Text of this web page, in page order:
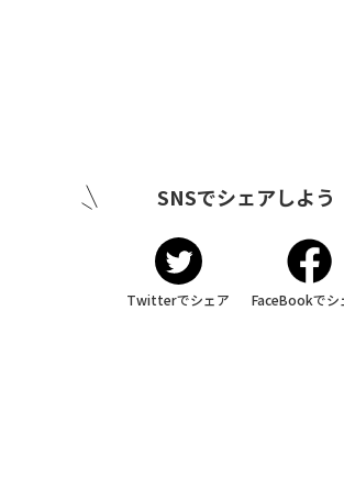
SNSでシェアしよう
Twitterでシェア FaceBookでシ